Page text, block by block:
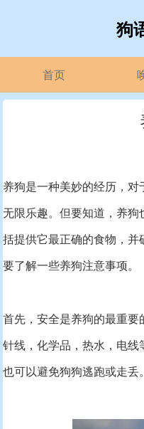
狗
首页
养狗是一种美妙的经历，
无限乐趣。但要知道，养
括提供它最正确的食物，
要了解一些养狗注意事项。
首先，安全是养狗的最重
针线，化学品，热水，电
也可以避免狗狗逃跑或走丢。